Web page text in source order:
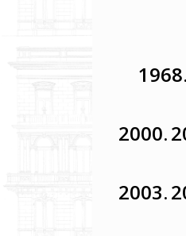
2000.
2003.
slova
Uobičajena